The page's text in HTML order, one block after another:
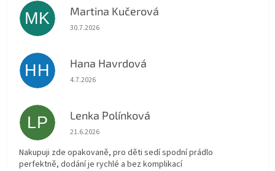
MK Martina Kučerová
Hodnocení obchodu je 5 z 5 hvězdiček.
30.7.2026
HH Hana Havrdová
Hodnocení obchodu je 5 z 5 hvězdiček.
4.7.2026
LP Lenka Polínková
Hodnocení obchodu je 5 z 5 hvězdiček.
21.6.2026
Nakupuji zde opakovaně, pro děti sedí spodní prádlo
perfektně, dodání je rychlé a bez komplikací